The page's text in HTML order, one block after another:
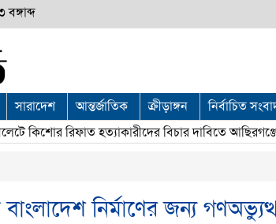
সারাদেশ আন্তর্জাতিক ক্রীড়াঙ্গন নির্বাচিত
কিশোর রিফাত হত্যাকারীদের বিচার দাবিতে আছিরগঞ্জে
নির্মাণের জন্য